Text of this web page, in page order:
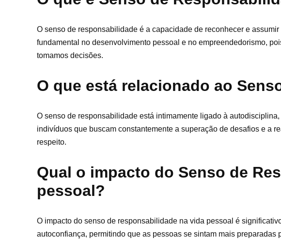
O senso de responsabilidade é a capacidade de reconhecer e
fundamental no desenvolvimento pessoal e no empreendedorismo,
tomamos decisões.
O que está relacionado ao
O senso de responsabilidade está intimamente ligado à
indivíduos que buscam constantemente a superação de desafios e a
respeito.
Qual o impacto do Senso de
pessoal?
O impacto do senso de responsabilidade na vida pessoal é
autoconfiança, permitindo que as pessoas se sintam mais